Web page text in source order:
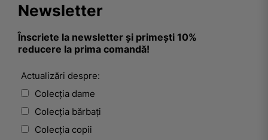
Newsletter
Înscriete la newsletter și primești 10%
reducere la prima comandă!
Actualizări despre:
Colecția dame
Colecția bărbați
Colecția copii